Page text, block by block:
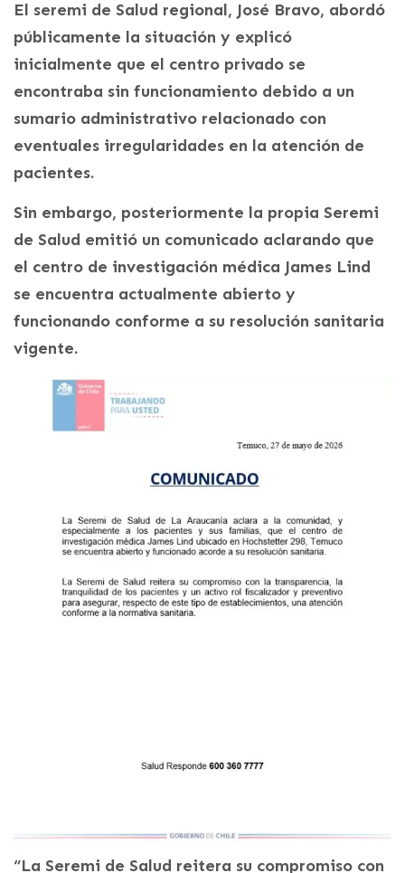
El seremi de Salud regional, José Bravo, abordó
públicamente la situación y explicó
inicialmente que el centro privado se
encontraba sin funcionamiento debido a un
sumario administrativo relacionado con
eventuales irregularidades en la atención de
pacientes.
Sin embargo, posteriormente la propia Seremi
de Salud emitió un comunicado aclarando que
el centro de investigación médica James Lind
se encuentra actualmente abierto y
funcionando conforme a su resolución sanitaria
vigente.
“La Seremi de Salud reitera su compromiso con